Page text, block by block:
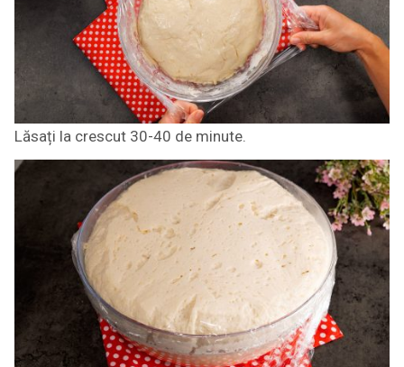
Lăsați la crescut 30-40 de minute.